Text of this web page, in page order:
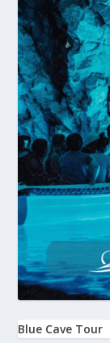
Blue Cave Tour